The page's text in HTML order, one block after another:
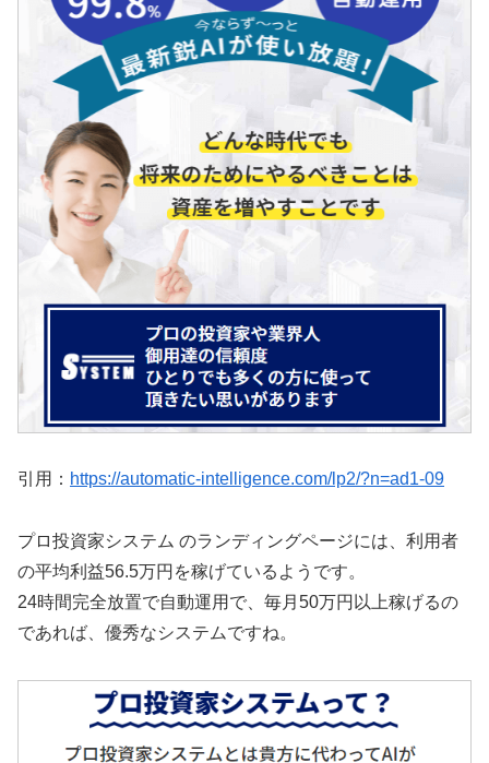
引用： https://automatic-intelligence.com/lp2/?n=ad1-09
プロ投資家システム のランディングページには、利用者
の平均利益56.5万円を稼げているようです。
24時間完全放置で自動運用で、毎月50万円以上稼げるの
であれば、優秀なシステムですね。